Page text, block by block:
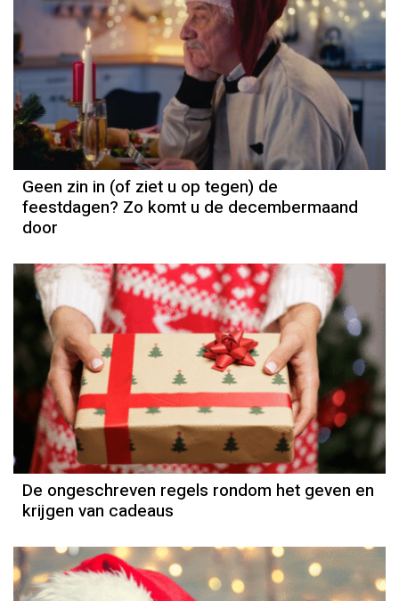
Geen zin in (of ziet u op tegen) de
feestdagen? Zo komt u de decembermaand
door
De ongeschreven regels rondom het geven en
krijgen van cadeaus